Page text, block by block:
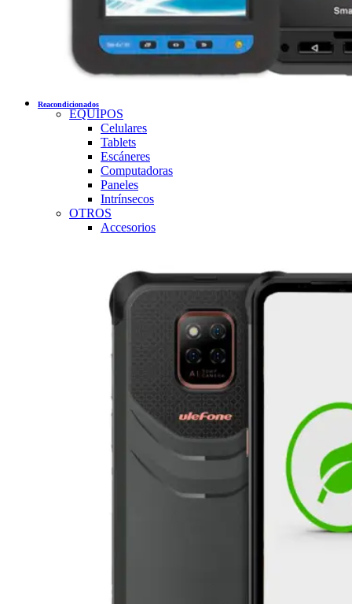
Reacondicionados
EQUIPOS
Celulares
Tablets
Escáneres
Computadoras
Paneles
Intrínsecos
OTROS
Accesorios